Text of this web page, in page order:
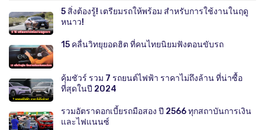
5 สิ่งต้องรู้! เตรียมรถให้พร้อม สำหรับการใช้งานในฤดู
หนาว!
15 คลื่นวิทยุยอดฮิต ที่คนไทยนิยมฟังตอนขับรถ
คุ้มชัวร์ รวม 7 รถยนต์ไฟฟ้า ราคาไม่ถึงล้าน ที่น่าซื้อ
ที่สุดในปี 2024
รวมอัตราดอกเบี้ยรถมือสอง ปี 2566 ทุกสถาบันการเงิน
และไฟแนนซ์